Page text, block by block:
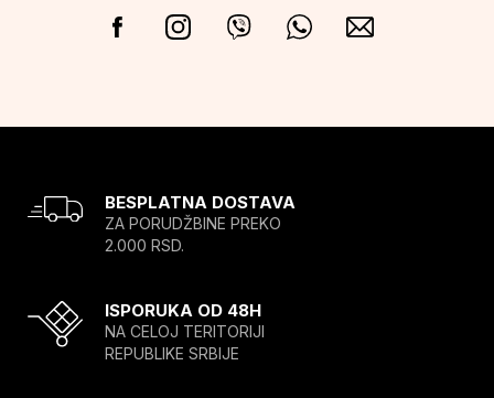
BESPLATNA DOSTAVA
ZA PORUDŽBINE PREKO
2.000 RSD.
ISPORUKA OD 48H
NA CELOJ TERITORIJI
REPUBLIKE SRBIJE